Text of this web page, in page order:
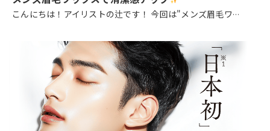
こんにちは！アイリストの辻です！ 今回は"メンズ眉毛ワ…